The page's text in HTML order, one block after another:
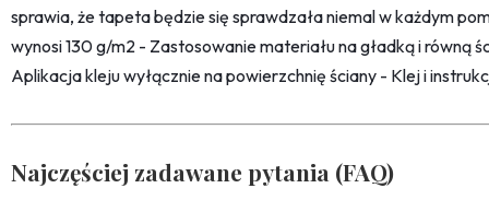
sprawia, że tapeta będzie się sprawdzała niemal w każdym
wynosi 130 g/m2 - Zastosowanie materiału na gładką i równą
Aplikacja kleju wyłącznie na powierzchnię ściany - Klej i
Najczęściej zadawane pytania (FAQ)